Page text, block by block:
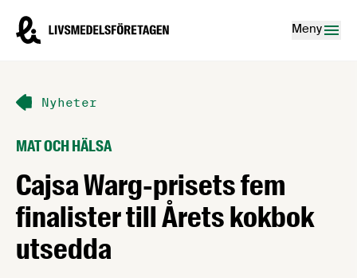
Livsmedelsföretagen – till startsidan
Meny
Nyheter
MAT OCH HÄLSA
Cajsa Warg-prisets fem
finalister till Årets kokbok
utsedda